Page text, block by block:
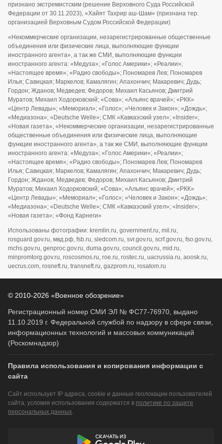
признано экстремистским (решение Верховного Суда Российской
Федерации от 30.11.2023), «Хайят Тахрир аш-Шам» (признана тер.
организацией Верховным Судом Российской Федерации)
«Некоммерческие организации, незарегистрированные общественные
объединения или физические лица, выполняющие функции
иностранного агента», а так же СМИ, выполняющие функции
иностранного агента: «Медуза»; «Голос Америки»; «Реалии»;
«Настоящее время»; «Радио свободы»; Пономарев Лев; Пономарев
Илья; Савицкая; Маркелов; Камалягин; Апахончич; Макаревич; Дудь;
Гордон; Жданов; Медведев; Федоров; Михаил Касьянов; Дмитрий
Муратов; Михаил Ходорковский; «Сова»; «Альянс врачей»; «РКК»
«Центр Левады»; «Мемориал»; «Голос»; «Человек и Закон»; «Дождь»;
«Медиазона»; «Deutsche Welle»; СМК «Кавказский узел»; «Insider»;
«Новая газета», «Некоммерческие организации, незарегистрированные
общественные объединения или физические лица, выполняющие
функции иностранного агента», а так же СМИ, выполняющие функции
иностранного агента: «Медуза»; «Голос Америки»; «Реалии»;
«Настоящее время»; «Радио свободы»; Пономарев Лев; Пономарев
Илья; Савицкая; Маркелов; Камалягин; Апахончич; Макаревич; Дудь;
Гордон; Жданов; Медведев; Федоров; Михаил Касьянов; Дмитрий
Муратов; Михаил Ходорковский; «Сова»; «Альянс врачей»; «РКК»
«Центр Левады»; «Мемориал»; «Голос»; «Человек и Закон»; «Дождь»;
«Медиазона»; «Deutsche Welle»; СМК «Кавказский узел»; «Insider»;
«Новая газета»; «Фонд Карнеги»
Использованы фотографии: kremlin.ru, government.ru, mil.ru,
rosguard.gov.ru, мвд.рф, fsb.ru, sledcom.ru, svr.gov.ru, scrf.gov.ru, fso.gov.ru,
mchs.gov.ru, genproc.gov.ru, duma.gov.ru, council.gov.ru, mid.ru,
minpromtorg.gov.ru, roscosmos.ru, roe.ru, rostec.ru, uacrussia.ru, aoosk.ru,
uecrus.com, rosneft.ru, transneft.ru, gazprom.ru, rosatom.ru
© 2010-2026 «Военное обозрение»
Регистрационный номер СМИ ЭЛ № ФС77-76970, выдано
11.10.2019 г. Федеральной службой по надзору в сфере связи,
информационных технологий и массовых коммуникаций
(Роскомнадзор)
Правила использования и копирования информации с
сайта
Сайт использует IP адреса, cookie и данные геолокации пользователей
сайта, условия использования содержатся в политике по защите
персональных данных.